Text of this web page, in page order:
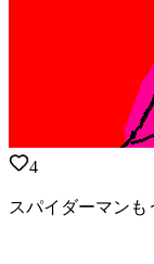
4
スパイダーマン